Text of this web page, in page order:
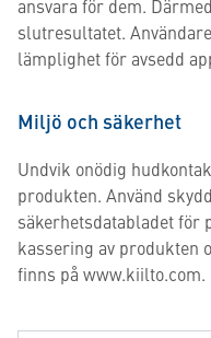
ansvara för dem.
slutresultatet.
lämplighet för avsedd
Miljö och säkerhet
Undvik onödig
produkten. Använd
säkerhetsdatabladet för
kassering av produkten
finns på www.kiilto.com.